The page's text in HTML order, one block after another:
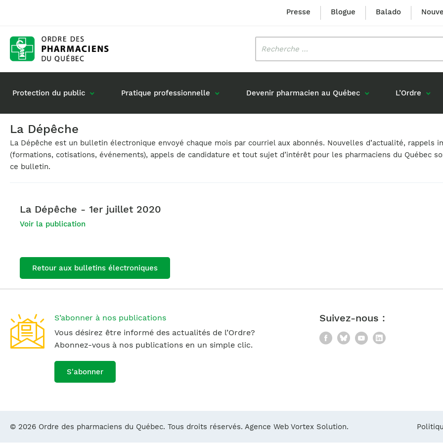
Presse Blogue Balado
Protection du public
Rôle du pharmacien
Vos questions : des réponses
Pratique professionnelle
Gestion de mon dossier
Retour à la pratique
Devenir pharmacien au Québec
Étudiants formés au Québec
L’Ordre
Mission et valeurs
Gouvernance
Prix Louis-Hébert
Prix Innovation Janine-
La Dépêche
La Dépêche est un bulletin électronique envoyé chaque mois par courriel aux abonnés. Nouvelles d’actualité, rappels
(formations, cotisations, événements), appels de candidature et tout sujet d’intérêt pour les pharmaciens du Québec
ce bulletin.
La Dépêche - 1er juillet 2020
Voir la publication
Retour aux bulletins électroniques
S’abonner à nos publications
Vous désirez être informé des actualités de l’Ordre?
Abonnez-vous à nos publications en un simple clic.
S'abonner
Suivez-nous :
Facebook
BlueskyYouTube
LinkedIn
© 2026 Ordre des pharmaciens du Québec. Tous droits réservés. Agence Web Vortex Solution.